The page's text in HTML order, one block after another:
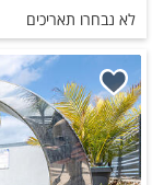
לא נבחרו תאריכים